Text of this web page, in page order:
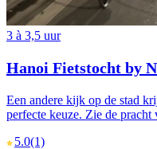
3 à 3,5 uur
Hanoi Fietstocht by
Een andere kijk op de stad
perfecte keuze. Zie de
5.0(1)